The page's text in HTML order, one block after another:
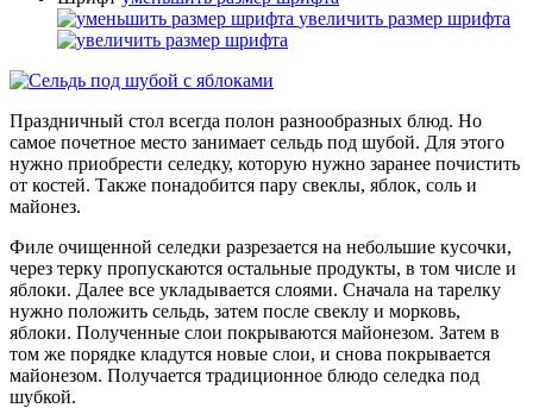
увеличить размер шрифта
Праздничный стол всегда полон разнообразных блюд. Но
самое почетное место занимает сельдь под шубой. Для этого
нужно приобрести селедку, которую нужно заранее почистить
от костей. Также понадобится пару свеклы, яблок, соль и
майонез.
Филе очищенной селедки разрезается на небольшие кусочки,
через терку пропускаются остальные продукты, в том числе и
яблоки. Далее все укладывается слоями. Сначала на тарелку
нужно положить сельдь, затем после свеклу и морковь,
яблоки. Полученные слои покрываются майонезом. Затем в
том же порядке кладутся новые слои, и снова покрывается
майонезом. Получается традиционное блюдо селедка под
шубкой.